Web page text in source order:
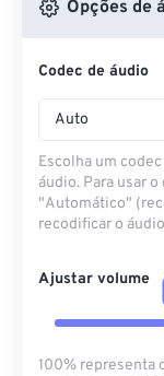
Opções de
Codec de áudio
Auto
Escolha um
áudio. Para usar
"Automático"
recodificar o
Ajustar volume
100% representa